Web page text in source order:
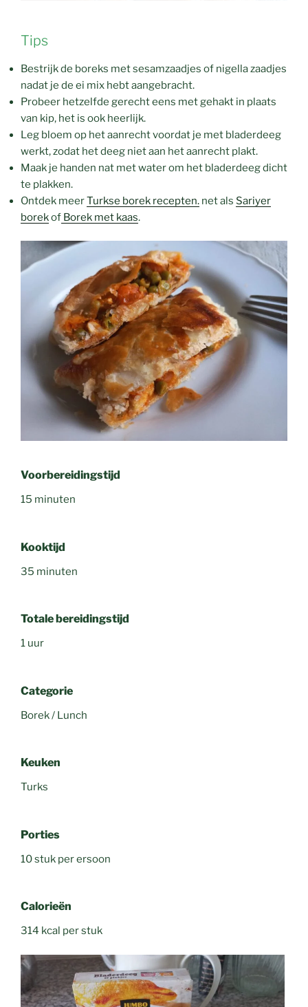
Tips
Bestrijk de boreks met sesamzaadjes of nigella zaadjes
nadat je de ei mix hebt aangebracht.
Probeer hetzelfde gerecht eens met gehakt in plaats
van kip, het is ook heerlijk.
Leg bloem op het aanrecht voordat je met bladerdeeg
werkt, zodat het deeg niet aan het aanrecht plakt.
Maak je handen nat met water om het bladerdeeg dicht
te plakken.
Ontdek meerTurkse borek recepten. net als Sariyer
borekof Borek met kaas.
Voorbereidingstijd
15 minuten
Kooktijd
35 minuten
Totale bereidingstijd
1 uur
Categorie
Borek / Lunch
Keuken
Turks
Porties
10 stuk per ersoon
Calorieën
314 kcal per stuk